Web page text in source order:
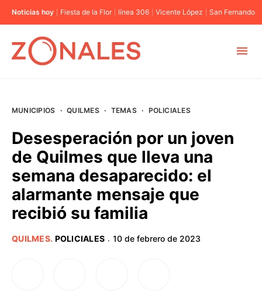
Noticias hoy Fiesta de la Flor línea 306 Vicente López San Fernando
BUENOS AIRES
PROVINCIAS
MUNICIPIOS · QUILMES · TEMAS · POLICIALES
Desesperación por un joven
de Quilmes que lleva una
semana desaparecido: el
alarmante mensaje que
recibió su familia
QUILMES. POLICIALES · 10 de febrero de 2023